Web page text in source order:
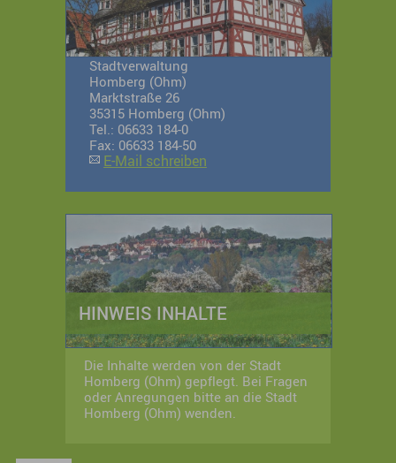
Stadtverwaltung
Homberg (Ohm)
Marktstraße 26
35315 Homberg (Ohm)
Tel.: 06633 184-0
Fax: 06633 184-50
E-Mail schreiben
HINWEIS INHALTE
Die Inhalte werden von der Stadt
Homberg (Ohm) gepflegt. Bei Fragen
oder Anregungen bitte an die Stadt
Homberg (Ohm) wenden.